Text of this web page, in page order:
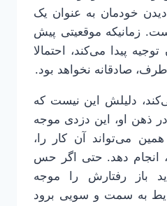
دیدن خودمان به عنوان یک
زمانیکه موقعیتی پیش
پیدا می‌کند، احتمالا
صادقانه نخواهد بود.
دلیلش این نیست که
ذهن او، این دزدی موجه
می‌تواند آن کار را،
انجام دهد. حتی اگر حس
باز رفتارش را موجه
به سمت و سویی برود